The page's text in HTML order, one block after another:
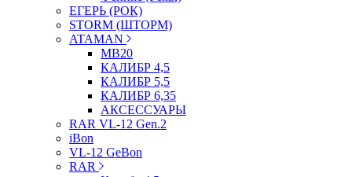
ЕГЕРЬ (РОК)
STORM (ШТОРМ)
ATAMAN
МВ20
КАЛИБР 4,5
КАЛИБР 5,5
КАЛИБР 6,35
АКСЕССУАРЫ
RAR VL-12 Gen.2
iBon
VL-12 GeBon
RAR